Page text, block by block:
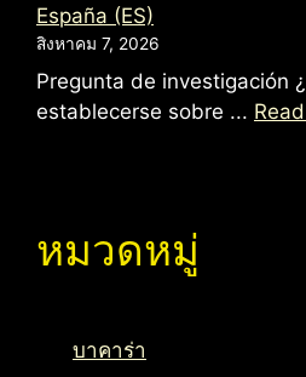
España (ES)
สิงหาคม 7, 2026
Pregunta de investigación
establecerse sobre ...
หมวดหมู่
บาคาร่า